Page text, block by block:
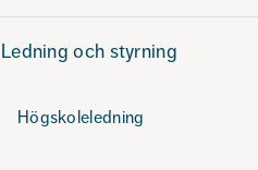
Ledning och styrning
Högskoleledning